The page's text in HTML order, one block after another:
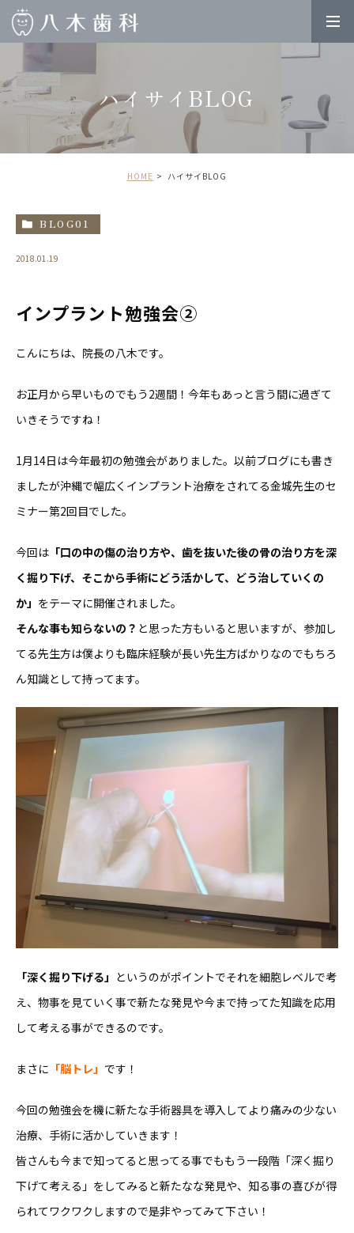
ハイサイBLOG
HOME ハイサイBLOG
BLOG01
2018.01.19
インプラント勉強会②
こんにちは、院長の八木です。
お正月から早いものでもう2週間！今年もあっと言う間に過ぎて
いきそうですね！
1月14日は今年最初の勉強会がありました。以前ブログにも書き
ましたが沖縄で幅広くインプラント治療をされてる金城先生のセ
ミナー第2回目でした。
今回は 「口の中の傷の治り方や、歯を抜いた後の骨の治り方を深
く掘り下げ、そこから手術にどう活かして、どう治していくの
か」 をテーマに開催されました。
そんな事も知らないの？ と思った方もいると思いますが、参加し
てる先生方は僕よりも臨床経験が長い先生方ばかりなのでもちろ
ん知識として持ってます。
「深く掘り下げる」 というのがポイントでそれを細胞レベルで考
え、物事を見ていく事で新たな発見や今まで持ってた知識を応用
して考える事ができるのです。
まさに 「脳トレ」 です！
今回の勉強会を機に新たな手術器具を導入してより痛みの少ない
治療、手術に活かしていきます！
皆さんも今まで知ってると思ってる事でももう一段階「深く掘り
下げて考える」をしてみると新たなな発見や、知る事の喜びが得
られてワクワクしますので是非やってみて下さい！